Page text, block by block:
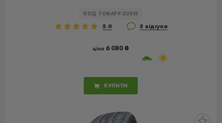
КОД ТОВАРУ:32913
5.0 3 відгука
ціна 6 080 ₴
КУПИТИ